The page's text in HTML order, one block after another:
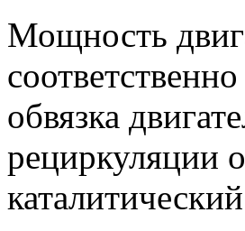
Мощность
обвязка
рециркуляции